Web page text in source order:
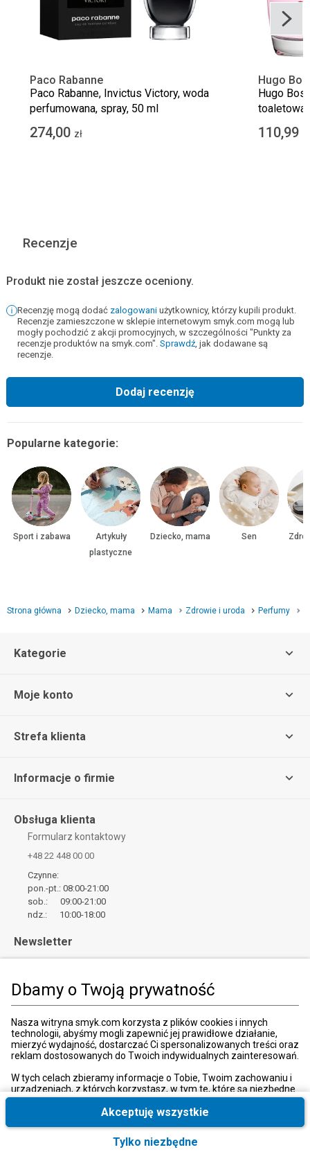
Dbamy o Twoją prywatność
Nasza witryna smyk.com korzysta z plików cookies i innych
technologii, abyśmy mogli zapewnić jej prawidłowe działanie,
mierzyć wydajność, dostarczać Ci spersonalizowanych treści oraz
reklam dostosowanych do Twoich indywidualnych zainteresowań.
W tych celach zbieramy informacje o Tobie, Twoim zachowaniu i
urządzeniach, z których korzystasz, w tym te, które są niezbędne
do prawidłowego funkcjonowania strony internetowej smyk.com.
Te niezbędne pliki cookies możesz wyłączyć zmieniając
Tylko niezbędne
Akceptuję wszystkie
Paco Rabanne
Paco Rabanne, Invictus Victory, woda
perfumowana, spray, 50 ml
274,00 zł
Hugo
Hugo
110,99
Recenzje
Produkt nie został jeszcze oceniony.
Recenzję mogą dodać zalogowani użytkownicy, którzy kupili produkt.
Recenzje zamieszczone w sklepie internetowym smyk.com mogą lub
mogły pochodzić z akcji promocyjnych, w szczególności "Punkty za
recenzje produktów na smyk.com". Sprawdź, jak dodawane są
recenzje.
Dodaj recenzję
Popularne kategorie:
Sport i zabawa
Artykuły
plastyczne
Dziecko, mama Sen
Strona główna Dziecko, mama Mama Zdrowie i uroda Perfumy
Kategorie
Moje konto
Strefa klienta
Informacje o firmie
Obsługa klienta
Formularz kontaktowy
+48 22 448 00 00
Czynne:
pon.-pt.: 08:00-21:00
sob.: 09:00-21:00
ndz.: 10:00-18:00
Newsletter
*Wyrażam zgodę na otrzymywanie od SMYK sp. z o.o. informacji o
produktach i usługach oraz promocjach i zniżkach oferowanych
przez SMYK sp. z o.o., za pośrednictwem środków komunikacji
elektronicznej (e-mail).
więcej
Polska (Poland)